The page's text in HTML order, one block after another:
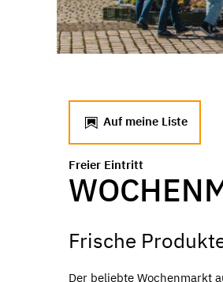
Auf meine Liste
Freier Eintritt
Frische
Der beliebte Wochenmarkt